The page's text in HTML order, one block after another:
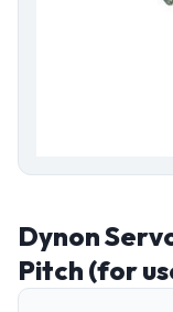
Dynon
Pitch (for